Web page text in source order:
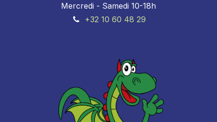
Mercredi - Samedi 10-18h
+32 10 60 48 29